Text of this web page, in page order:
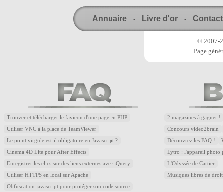
Annuaire - Livre d'or - Contact
© 2007-
Page
Trouver et télécharger le favicon d'une page en PHP
Utiliser VNC à la place de TeamViewer
Le point virgule est-il obligatoire en Javascript ?
Cinema 4D Lite pour After Effects
Enregistrer les clics sur des liens externes avec jQuery
Utiliser HTTPS en local sur Apache
Obfuscation javascript pour protéger son code source
2 magazines à gagner !
Concours video2brain
Découvrez les FAQ !
Lytro : l'appareil photo
L'Odyssée de Cartier
Musiques libres de